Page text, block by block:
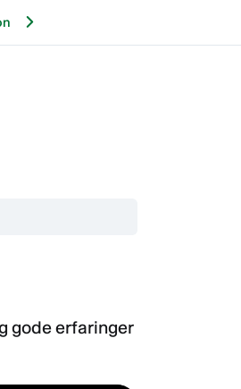
gode erfaringer